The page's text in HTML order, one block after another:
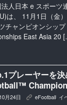
人日本 e スポーツ
は、 11月1日（金
チャンピオンシッ
East Asia 20
プレーヤーを
月24日 K eFootball, イ